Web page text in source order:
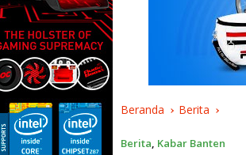
Beranda Berita
Berita, Kabar Banten